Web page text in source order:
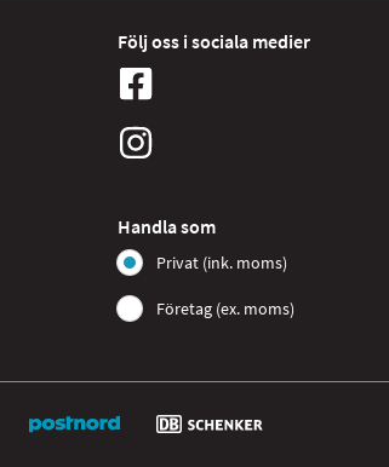
Följ oss i sociala medier
Handla som
Privat (ink. moms)
Företag (ex. moms)